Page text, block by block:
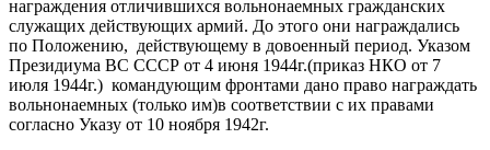
награждения отличившихся вольнонаемных гражданских
служащих действующих армий. До этого они награждались
по Положению, действующему в довоенный период. Указом
Президиума ВС СССР от 4 июня 1944г.(приказ НКО от 7
июля 1944г.) командующим фронтами дано право награждать
вольнонаемных (только им)в соответствии с их правами
согласно Указу от 10 ноября 1942г.